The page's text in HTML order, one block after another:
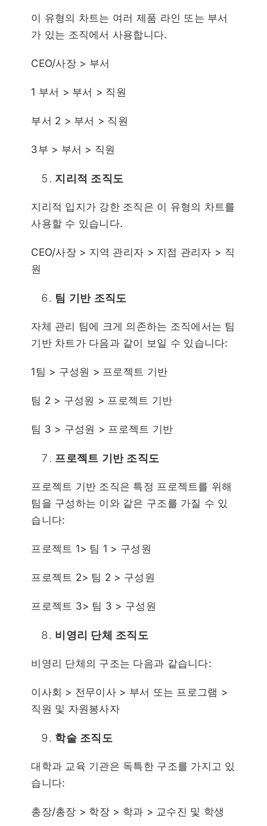
이 유형의 차트는 여러 제품 라인 또는 부서
가 있는 조직에서 사용합니다.
CEO/사장 > 부서
1 부서 > 부서 > 직원
부서 2 > 부서 > 직원
3부 > 부서 > 직원
지리적 조직도
지리적 입지가 강한 조직은 이 유형의 차트를
사용할 수 있습니다.
CEO/사장 > 지역 관리자 > 지점 관리자 > 직
원
팀 기반 조직도
자체 관리 팀에 크게 의존하는 조직에서는 팀
기반 차트가 다음과 같이 보일 수 있습니다:
1팀 > 구성원 > 프로젝트 기반
팀 2 > 구성원 > 프로젝트 기반
팀 3 > 구성원 > 프로젝트 기반
프로젝트 기반 조직도
프로젝트 기반 조직은 특정 프로젝트를 위해
팀을 구성하는 이와 같은 구조를 가질 수 있
습니다:
프로젝트 1> 팀 1 > 구성원
프로젝트 2> 팀 2 > 구성원
프로젝트 3> 팀 3 > 구성원
비영리 단체 조직도
비영리 단체의 구조는 다음과 같습니다:
이사회 > 전무이사 > 부서 또는 프로그램 >
직원 및 자원봉사자
학술 조직도
대학과 교육 기관은 독특한 구조를 가지고 있
습니다:
총장/총장 > 학장 > 학과 > 교수진 및 학생